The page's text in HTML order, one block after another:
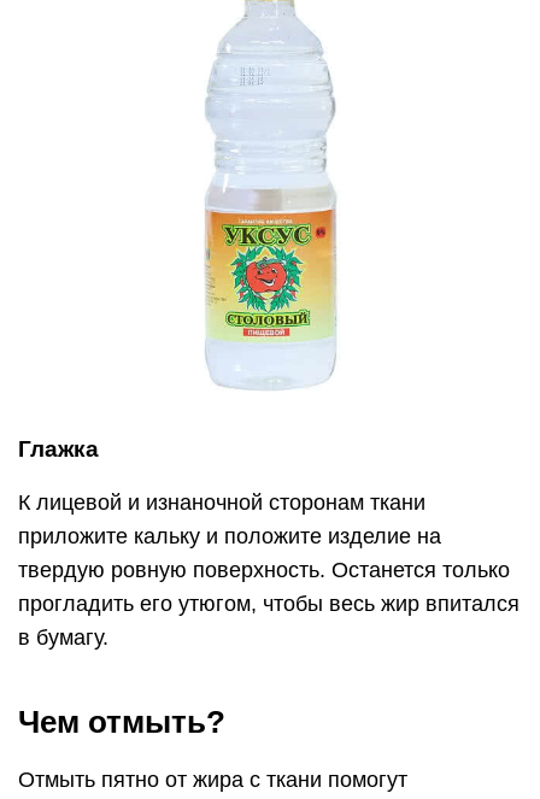
Глажка
К лицевой и изнаночной сторонам ткани
приложите кальку и положите изделие на
твердую ровную поверхность. Останется только
прогладить его утюгом, чтобы весь жир впитался
в бумагу.
Чем отмыть?
Отмыть пятно от жира с ткани помогут